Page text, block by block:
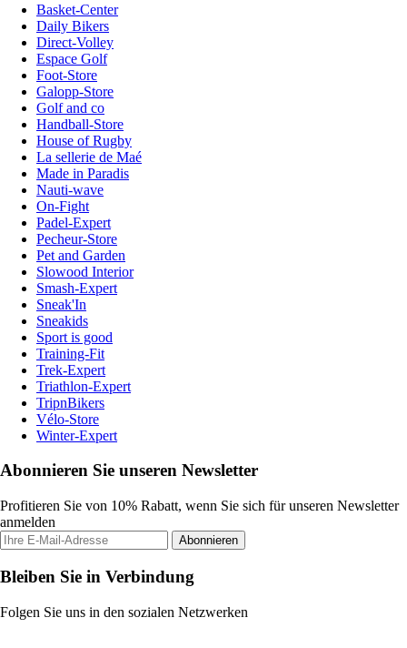
Basket-Center
Daily Bikers
Direct-Volley
Espace Golf
Foot-Store
Galopp-Store
Golf and co
Handball-Store
House of Rugby
La sellerie de Maé
Made in Paradis
Nauti-wave
On-Fight
Padel-Expert
Pecheur-Store
Pet and Garden
Slowood Interior
Smash-Expert
Sneak'In
Sneakids
Sport is good
Training-Fit
Trek-Expert
Triathlon-Expert
TripnBikers
Vélo-Store
Winter-Expert
Abonnieren Sie unseren Newsletter
Profitieren Sie von 10% Rabatt, wenn Sie sich für unseren Newsletter
anmelden
Abonnieren
Bleiben Sie in Verbindung
Folgen Sie uns in den sozialen Netzwerken